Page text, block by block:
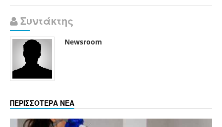
Συντάκτης
Newsroom
ΠΕΡΙΣΣΟΤΕΡΑ ΝΕΑ